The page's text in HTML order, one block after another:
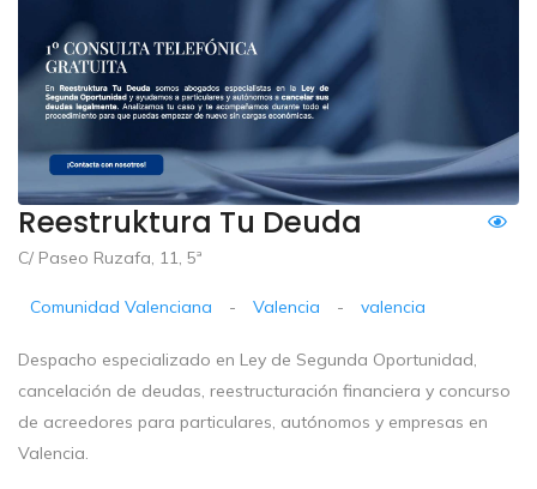
Reestruktura Tu Deuda
C/ Paseo Ruzafa, 11, 5ª
Comunidad Valenciana - Valencia - valencia
Despacho especializado en Ley de Segunda Oportunidad,
cancelación de deudas, reestructuración financiera y concurso
de acreedores para particulares, autónomos y empresas en
Valencia.